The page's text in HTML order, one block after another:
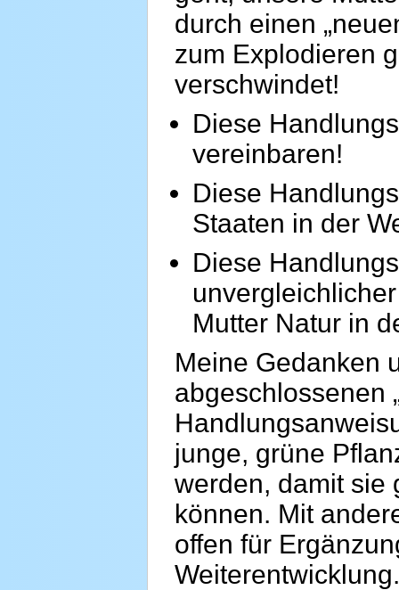
durch einen
zum Explodieren
verschwindet!
Diese
vereinbaren!
Diese
Staaten in der
Diese
Mutter Natur in
Meine Gedanken
abgeschlossenen
junge, grüne
werden, damit sie
können. Mit
offen für
Weiterentwicklung.